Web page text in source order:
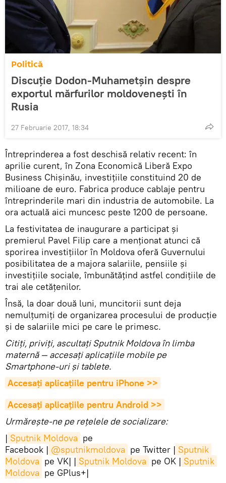
Politică
Discuție Dodon-Muhametșin despre
exportul mărfurilor moldovenești în
Rusia
27 Februarie 2017, 18:34
Întreprinderea a fost deschisă relativ recent: în
aprilie curent, în Zona Economică Liberă Expo
Business Chișinău, investițiile constituind 20 de
milioane de euro. Fabrica produce cablaje pentru
întreprinderile mari din industria de automobile. La
ora actuală aici muncesc peste 1200 de persoane.
La festivitatea de inaugurare a participat și
premierul Pavel Filip care a menționat atunci că
sporirea investițiilor în Moldova oferă Guvernului
posibilitatea de a majora salariile, pensiile și
investițiile sociale, îmbunătățind astfel condițiile de
trai ale cetățenilor.
Însă, la doar două luni, muncitorii sunt deja
nemulțumiți de organizarea procesului de producție
și de salariile mici pe care le primesc.
Citiţi, priviţi, ascultaţi Sputnik Moldova în limba
maternă — accesaţi aplicaţiile mobile pe
Smartphone-uri şi tablete.
Accesaţi aplicaţiile pentru iPhone >>
Accesaţi aplicaţiile pentru Android >>
Urmărește-ne pe rețelele de socializare:
| Sputnik Moldova pe
Facebook | @sputnikmoldova pe Twitter | Sputnik
Moldova pe VK| | Sputnik Moldova pe OK | Sputnik
Moldova pe GPlus+|